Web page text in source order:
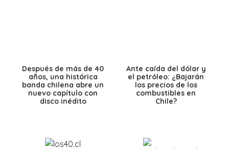
Después de más de 40
años, una histórica
banda chilena abre un
nuevo capítulo con
disco inédito
Ante caída del dólar y
el petróleo: ¿Bajarán
los precios de los
combustibles en
Chile?